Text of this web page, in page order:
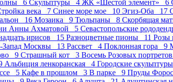
6 Скульптуры 4 ЖК «Шестой элемент» 6
века 7 Синее море мое 10 Эгиз-Оба 17
16 Мозаика 9 Тюльпаны 8 Скорбящая
Анны Ахматовой 5 Севастопольские
ирисов 15 Разноцветные пионы 11 Розы
Москвы 13 Рассвет 4 Поклонная гора 9
9 Страшный кот 3 Восемь Розовых
Альбиция ленкоранская 4 Городские
5 Кафе в прошлом 3 В парке 9 Пруды